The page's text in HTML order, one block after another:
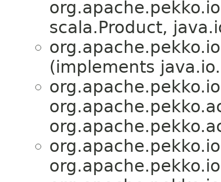
scala.Product,
(implements